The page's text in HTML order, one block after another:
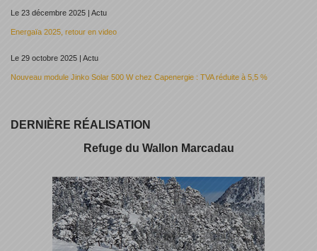
Le 23 décembre 2025 | Actu
Energaïa 2025, retour en video
Le 29 octobre 2025 | Actu
Nouveau module Jinko Solar 500 W chez Capenergie : TVA réduite à 5,5 %
DERNIÈRE RÉALISATION
Refuge du Wallon Marcadau